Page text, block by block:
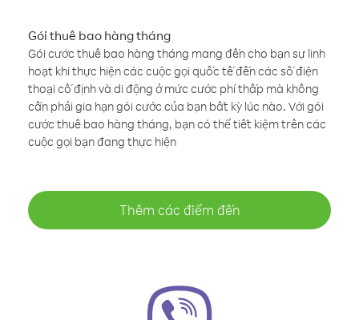
Gói thuê bao hàng tháng
Gói cước thuê bao hàng tháng mang đến cho bạn sự linh
hoạt khi thực hiện các cuộc gọi quốc tế đến các số điện
thoại cố định và di động ở mức cước phí thấp mà không
cần phải gia hạn gói cước của bạn bất kỳ lúc nào. Với gói
cước thuê bao hàng tháng, bạn có thể tiết kiệm trên các
cuộc gọi bạn đang thực hiện
Thêm các điểm đến